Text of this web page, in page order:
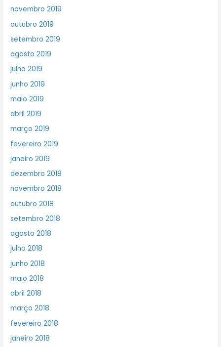
novembro 2019
outubro 2019
setembro 2019
agosto 2019
julho 2019
junho 2019
maio 2019
abril 2019
março 2019
fevereiro 2019
janeiro 2019
dezembro 2018
novembro 2018
outubro 2018
setembro 2018
agosto 2018
julho 2018
junho 2018
maio 2018
abril 2018
março 2018
fevereiro 2018
janeiro 2018